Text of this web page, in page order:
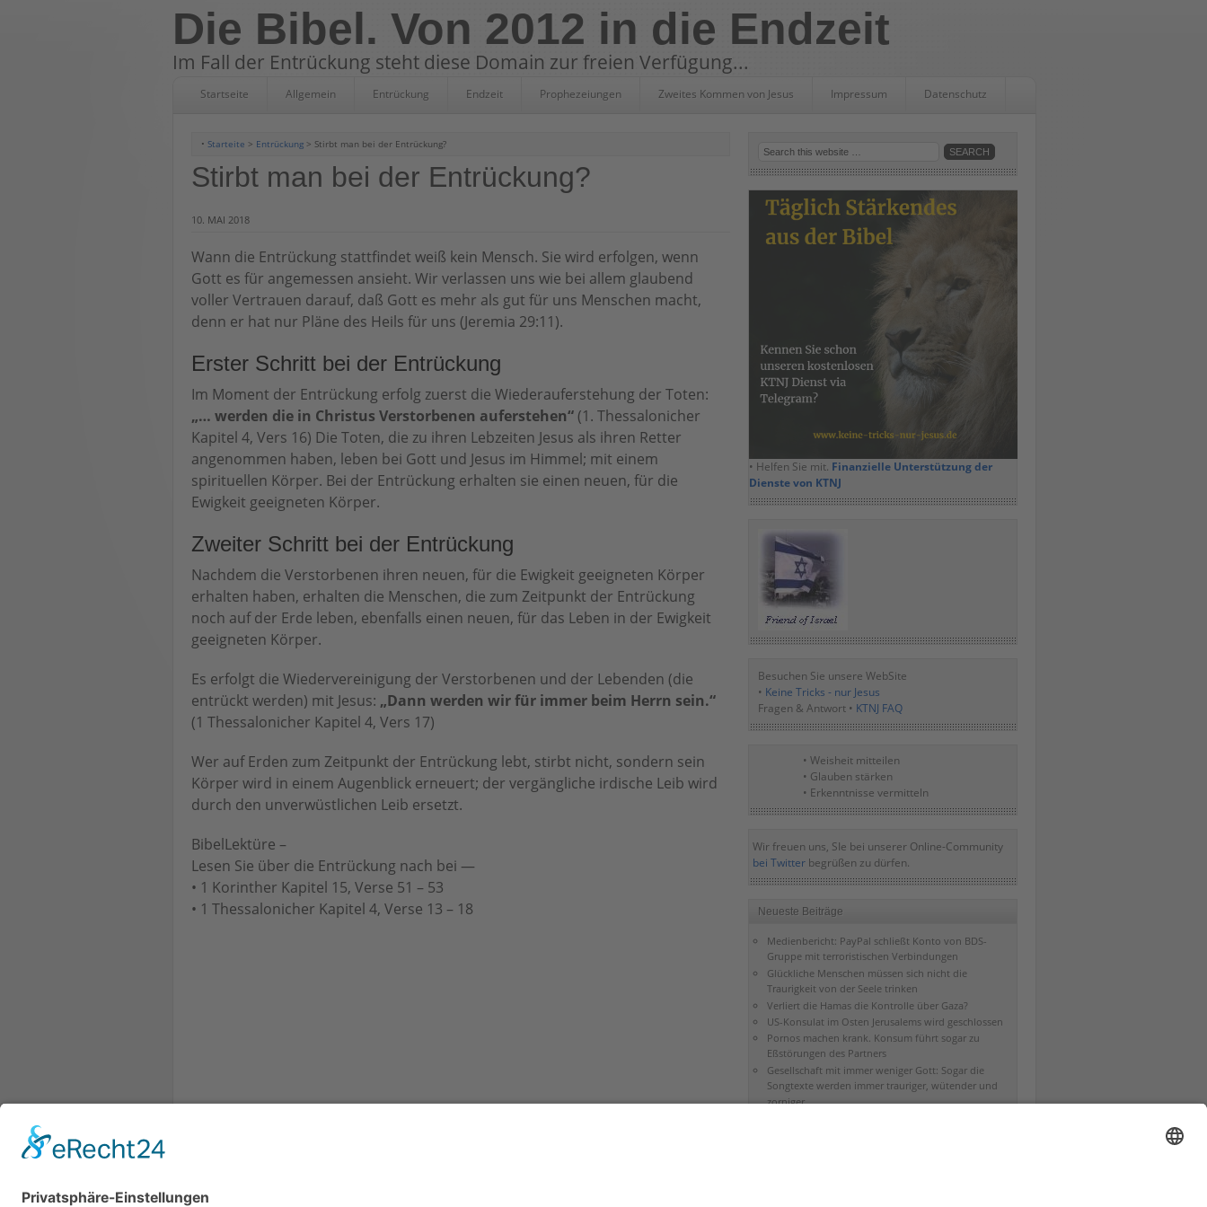
Die Bibel. Von 2012 in die Endzeit
Im Fall der Entrückung steht diese Domain zur freien Verfügung...
Startseite Allgemein Entrückung Endzeit Prophezeiungen Zweites Kommen von Jesus Impressum Datenschutz
• Starteite > Entrückung > Stirbt man bei der Entrückung?
Stirbt man bei der Entrückung?
10. MAI 2018
Wann die Entrückung stattfindet weiß kein Mensch. Sie wird erfolgen, wenn
Gott es für angemessen ansieht. Wir verlassen uns wie bei allem glaubend
voller Vertrauen darauf, daß Gott es mehr als gut für uns Menschen macht,
denn er hat nur Pläne des Heils für uns (Jeremia 29:11).
Erster Schritt bei der Entrückung
Im Moment der Entrückung erfolg zuerst die Wiederauferstehung der Toten:
„… werden die in Christus Verstorbenen auferstehen“ (1. Thessalonicher
Kapitel 4, Vers 16) Die Toten, die zu ihren Lebzeiten Jesus als ihren Retter
angenommen haben, leben bei Gott und Jesus im Himmel; mit einem
spirituellen Körper. Bei der Entrückung erhalten sie einen neuen, für die
Ewigkeit geeigneten Körper.
Zweiter Schritt bei der Entrückung
Nachdem die Verstorbenen ihren neuen, für die Ewigkeit geeigneten Körper
erhalten haben, erhalten die Menschen, die zum Zeitpunkt der Entrückung
noch auf der Erde leben, ebenfalls einen neuen, für das Leben in der Ewigkeit
geeigneten Körper.
Es erfolgt die Wiedervereinigung der Verstorbenen und der Lebenden (die
entrückt werden) mit Jesus: „Dann werden wir für immer beim Herrn sein.“
(1 Thessalonicher Kapitel 4, Vers 17)
Wer auf Erden zum Zeitpunkt der Entrückung lebt, stirbt nicht, sondern sein
Körper wird in einem Augenblick erneuert; der vergängliche irdische Leib wird
durch den unverwüstlichen Leib ersetzt.
BibelLektüre –
Lesen Sie über die Entrückung nach bei —
• 1 Korinther Kapitel 15, Verse 51 – 53
• 1 Thessalonicher Kapitel 4, Verse 13 – 18
• Helfen Sie mit. Finanzielle Unterstützung der
Dienste von KTNJ
Besuchen Sie unsere WebSite
• Keine Tricks - nur Jesus
Fragen & Antwort • KTNJ FAQ
• Weisheit mitteilen
• Glauben stärken
• Erkenntnisse vermitteln
Wir freuen uns, SIe bei unserer Online-Community
bei Twitterbegrüßen zu dürfen.
Neueste Beiträge
Medienbericht: PayPal schließt Konto von BDS-
Gruppe mit terroristischen Verbindungen
Glückliche Menschen müssen sich nicht die
Traurigkeit von der Seele trinken
Verliert die Hamas die Kontrolle über Gaza?
US-Konsulat im Osten Jerusalems wird geschlossen
Pornos machen krank. Konsum führt sogar zu
Eßstörungen des Partners
Gesellschaft mit immer weniger Gott: Sogar die
Songtexte werden immer trauriger, wütender und
zorniger